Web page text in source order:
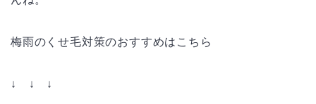
梅雨のくせ毛対策のおすすめはこちら
↓ ↓ ↓